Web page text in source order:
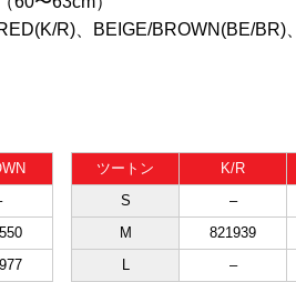
R)、BEIGE/BROWN(BE/BR)、
ツートン K/R
S
–
M
821939
L
–